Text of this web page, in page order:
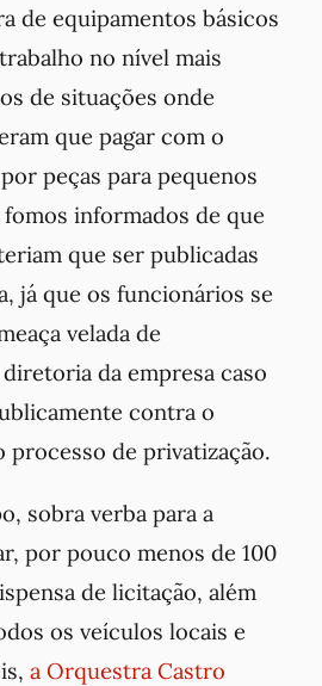
de equipamentos básicos
no nível mais
de situações onde
que pagar com o
peças para pequenos
informados de que
que ser publicadas
já que os funcionários se
velada de
da empresa caso
contra o
processo de privatização.
sobra verba para a
por pouco menos de 100
de licitação, além
os veículos locais e
a Orquestra Castro